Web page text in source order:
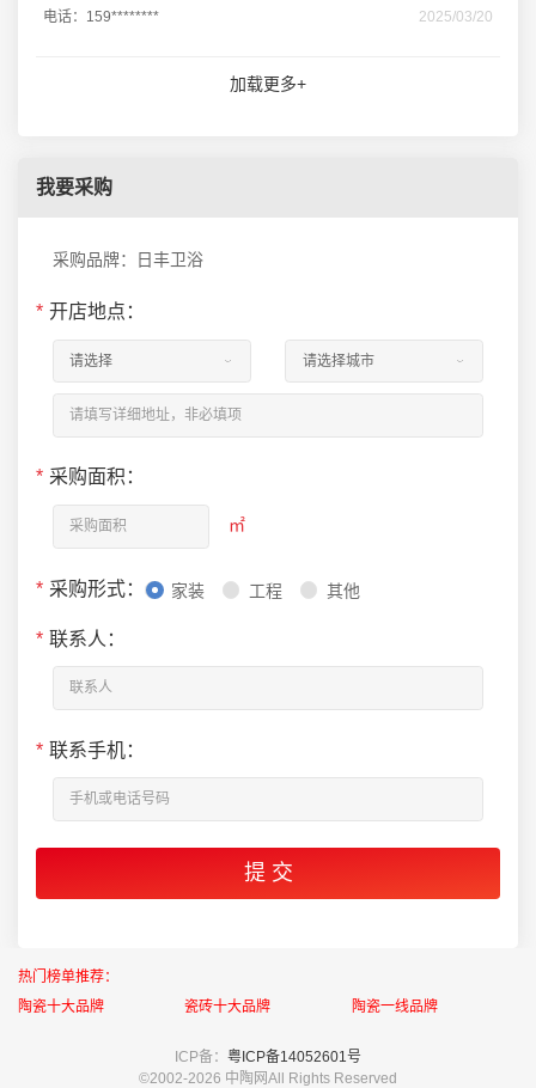
电话：159********
2025/03/20
加载更多+
我要采购
采购品牌：日丰卫浴
* 开店地点：
* 采购面积：
㎡
* 采购形式： 家装 工程 其他
* 联系人：
* 联系手机：
热门榜单推荐：
陶瓷十大品牌
瓷砖十大品牌 陶瓷一线品牌
ICP备： 粤ICP备14052601号
©2002-2026 中陶网All Rights Reserved